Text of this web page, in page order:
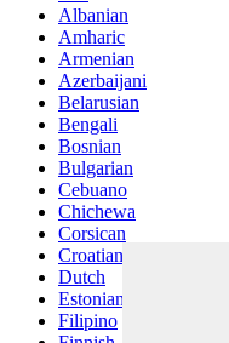
Albanian
Amharic
Armenian
Azerbaijani
Belarusian
Bengali
Bosnian
Bulgarian
Cebuano
Chichewa
Corsican
Croatian
Dutch
Estonian
Filipino